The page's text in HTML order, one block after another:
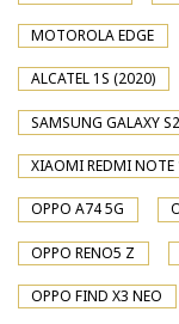
MOTOROLA EDGE
ALCATEL 1S (2020)
SAMSUNG GALAXY
XIAOMI REDMI NOTE
OPPO A74 5G
OPPO RENO5 Z
OPPO FIND X3 NEO